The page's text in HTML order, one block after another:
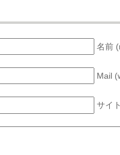
名前
Mail
サイト